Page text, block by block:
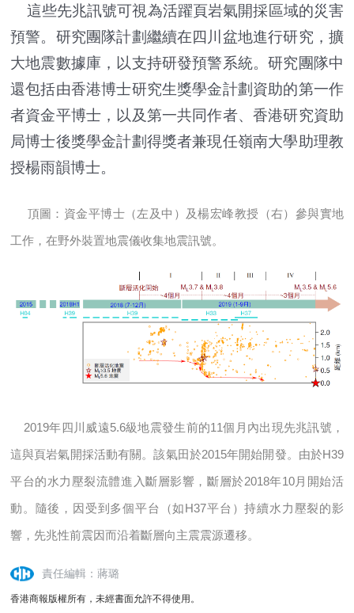
這些先兆訊號可視為活躍頁岩氣開採區域的災害
預警。研究團隊計劃繼續在四川盆地進行研究，擴
大地震數據庫，以支持研發預警系統。研究團隊中
還包括由香港博士研究生獎學金計劃資助的第一作
者資金平博士，以及第一共同作者、香港研究資助
局博士後獎學金計劃得獎者兼現任嶺南大學助理教
授楊雨韻博士。
頂圖：資金平博士（左及中）及楊宏峰教授（右）參與實地
工作，在野外裝置地震儀收集地震訊號。
2019年四川威遠5.6級地震發生前的11個月內出現先兆訊號，
這與頁岩氣開採活動有關。該氣田於2015年開始開發。由於H39
平台的水力壓裂流體進入斷層影響，斷層於2018年10月閞始活
動。隨後，因受到多個平台（如H37平台）持續水力壓裂的影
響，先兆性前震因而沿着斷層向主震震源遷移。
責任編輯：蔣璐
香港商報版權所有，未經書面允許不得使用。